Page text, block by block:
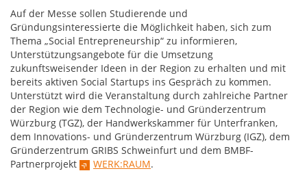
Auf der Messe sollen Studierende und
Gründungsinteressierte die Möglichkeit haben, sich zum
Thema „Social Entrepreneurship“ zu informieren,
Unterstützungsangebote für die Umsetzung
zukunftsweisender Ideen in der Region zu erhalten und mit
bereits aktiven Social Startups ins Gespräch zu kommen.
Unterstützt wird die Veranstaltung durch zahlreiche Partner
der Region wie dem Technologie- und Gründerzentrum
Würzburg (TGZ), der Handwerkskammer für Unterfranken,
dem Innovations- und Gründerzentrum Würzburg (IGZ), dem
Gründerzentrum GRIBS Schweinfurt und dem BMBF-
Partnerprojekt
WERK:RAUM.